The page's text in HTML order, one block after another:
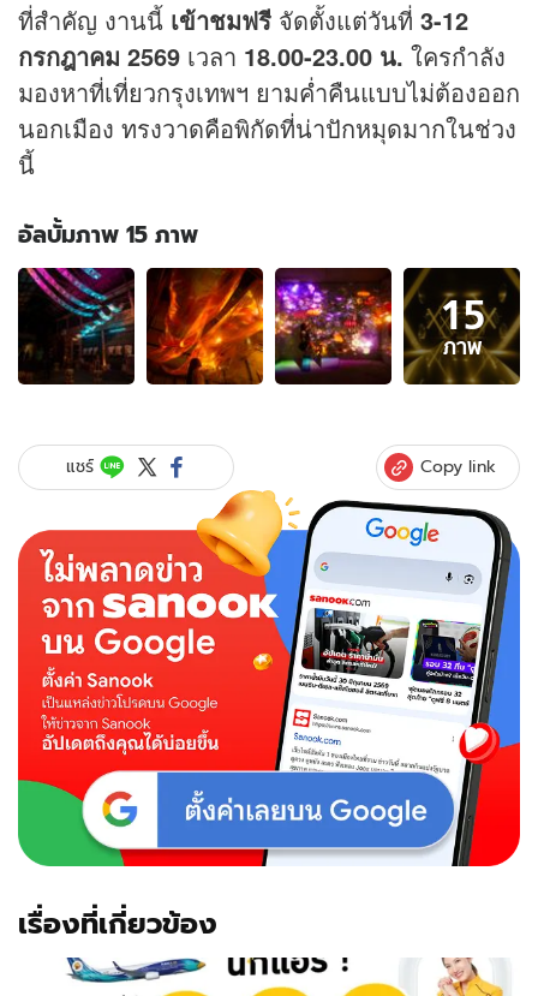
ที่สำคัญ งานนี้ เข้าชมฟรี จัดตั้งแต่วันที่ 3-12
กรกฎาคม 2569 เวลา 18.00-23.00 น. ใครกำลัง
มองหาที่เที่ยวกรุงเทพฯ ยามค่ำคืนแบบไม่ต้องออก
นอกเมือง ทรงวาดคือพิกัดที่น่าปักหมุดมากในช่วง
นี้
อัลบั้มภาพ 15 ภาพ
อัลบั้ม
ภาพ
ภาพ
ของ
Wat
2026
อะไร
น่า
สนใจ
เดิน
ทาง
เข้า
ไหม?
15
ภาพ
แชร์ Copy link
เรื่องที่เกี่ยวข้อง